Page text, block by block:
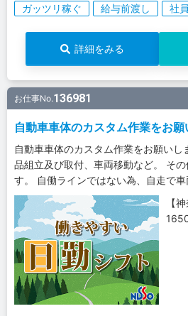
ガッツリ稼ぐ
給与前渡し 社
詳細をみる
お仕事No.136981
自動車車体のカスタム作業をお願
自動車車体のカスタム作業をお願いし
品組立及び取付、車両移動など。 そ
す。 自働ラインではない為、自走で車
【